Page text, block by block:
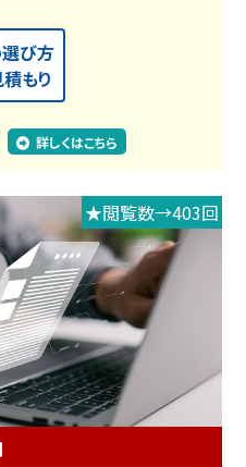
び方
もり
詳しくはこちら
★閲覧数→403回